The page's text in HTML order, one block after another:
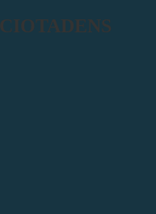
CIOTADENS